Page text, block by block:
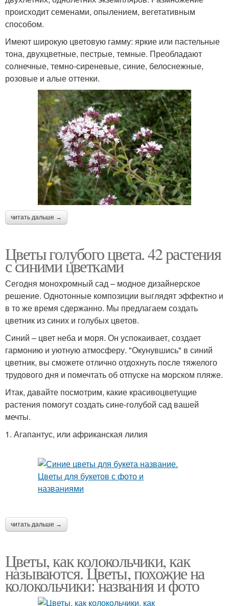
происходит семенами, опылением, вегетативным
способом.
Имеют широкую цветовую гамму: яркие или пастельные
тона, двухцветные, пестрые, темные. Преобладают
солнечные, темно-сиреневые, синие, белоснежные,
розовые и алые оттенки.
читать дальше →
Цветы голубого цвета. 42 растения
с синими цветками
Сегодня монохромный сад – модное дизайнерское
решение. Однотонные композиции выглядят эффектно и
в то же время сдержанно. Мы предлагаем создать
цветник из синих и голубых цветов.
Синий – цвет неба и моря. Он успокаивает, создает
гармонию и уютную атмосферу. "Окунувшись" в синий
цветник, вы сможете отлично отдохнуть после тяжелого
трудового дня и помечтать об отпуске на морском пляже.
Итак, давайте посмотрим, какие красивоцветущие
растения помогут создать сине-голубой сад вашей
мечты.
1. Агапантус, или африканская лилия
читать дальше →
Цветы, как колокольчики, как
называются. Цветы, похожие на
колокольчики: названия и фото